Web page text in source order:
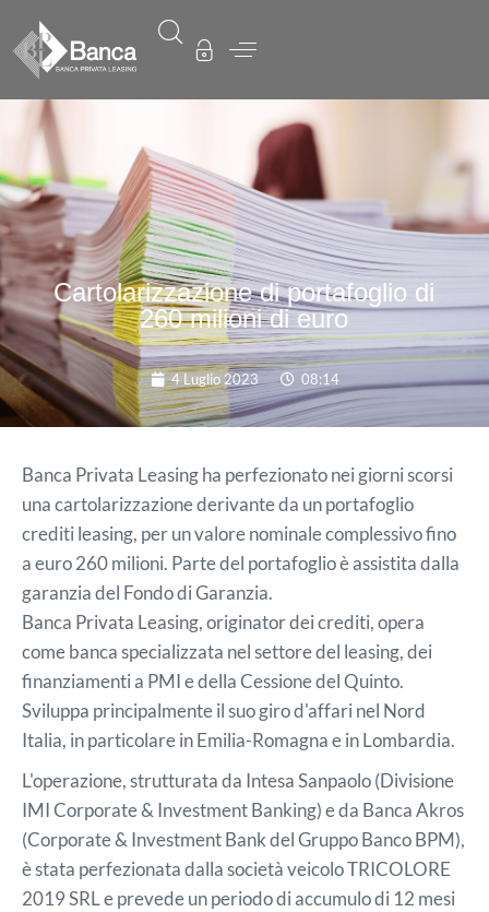
Cartolarizzazione di portafoglio di
260 milioni di euro
4 Luglio 2023 08:14
Banca Privata Leasing ha perfezionato nei giorni scorsi
una cartolarizzazione derivante da un portafoglio
crediti leasing, per un valore nominale complessivo fino
a euro 260 milioni. Parte del portafoglio è assistita dalla
garanzia del Fondo di Garanzia.
Banca Privata Leasing, originator dei crediti, opera
come banca specializzata nel settore del leasing, dei
finanziamenti a PMI e della Cessione del Quinto.
Sviluppa principalmente il suo giro d'affari nel Nord
Italia, in particolare in Emilia-Romagna e in Lombardia.
L'operazione, strutturata da Intesa Sanpaolo (Divisione
IMI Corporate & Investment Banking) e da Banca Akros
(Corporate & Investment Bank del Gruppo Banco BPM),
è stata perfezionata dalla società veicolo TRICOLORE
2019 SRL e prevede un periodo di accumulo di 12 mesi